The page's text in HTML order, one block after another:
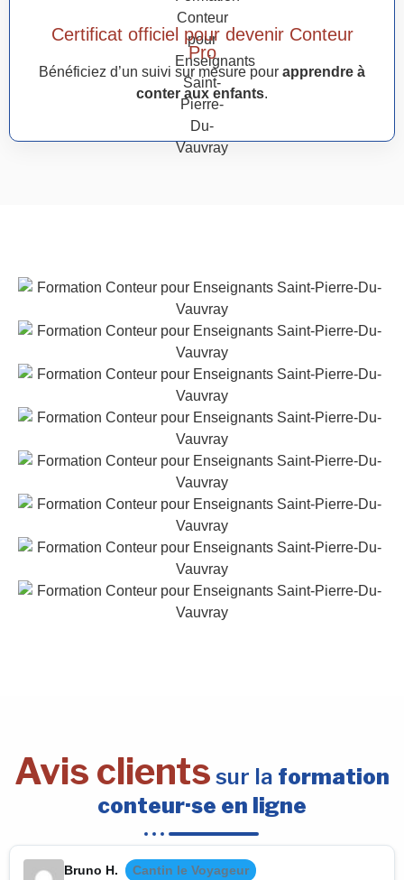
Certificat officiel pour devenir Conteur
Pro
Bénéficiez d’un suivi sur mesure pour apprendre à
conter aux enfants.
Avis clients sur la formation
conteur·se en ligne
Bruno H.
Cantin le Voyageur